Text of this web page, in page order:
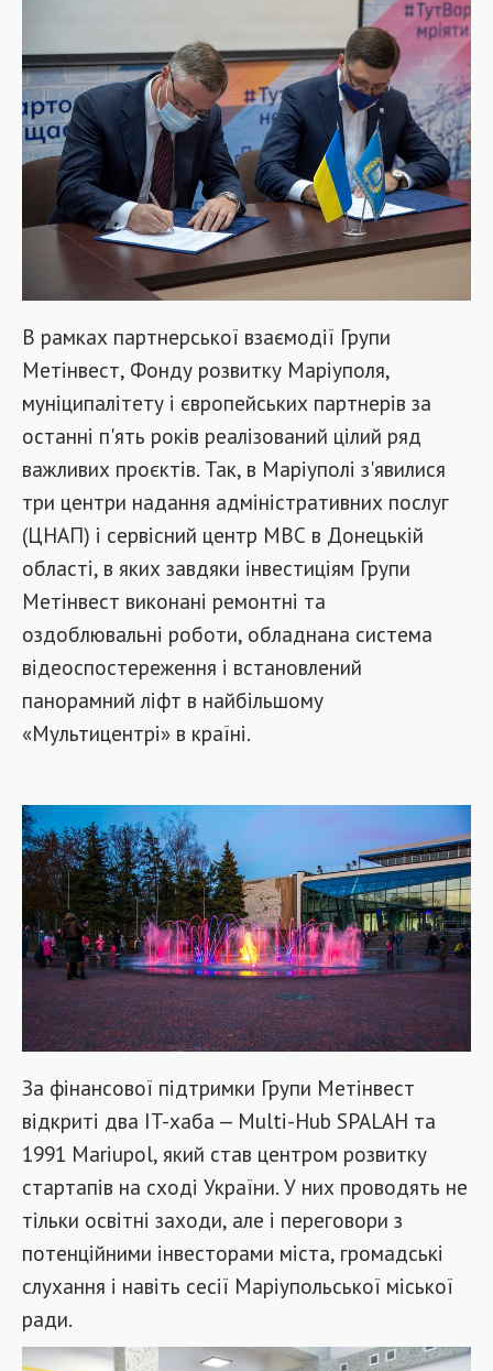
В рамках партнерської взаємодії Групи
Метінвест, Фонду розвитку Маріуполя,
муніципалітету і європейських партнерів за
останні п'ять років реалізований цілий ряд
важливих проєктів. Так, в Маріуполі з'явилися
три центри надання адміністративних послуг
(ЦНАП) і сервісний центр МВС в Донецькій
області, в яких завдяки інвестиціям Групи
Метінвест виконані ремонтні та
оздоблювальні роботи, обладнана система
відеоспостереження і встановлений
панорамний ліфт в найбільшому
«Мультицентрі» в країні.
За фінансової підтримки Групи Метінвест
відкриті два IT-хаба — Multi-Hub SPALAH та
1991 Mariupol, який став центром розвитку
стартапів на сході України. У них проводять не
тільки освітні заходи, але і переговори з
потенційними інвесторами міста, громадські
слухання і навіть сесії Маріупольської міської
ради.